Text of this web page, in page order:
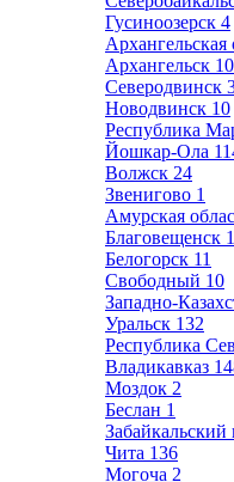
Гусиноозерск 4
Архангельская
Архангельск
Северодвинск
Новодвинск 10
Республика
Йошкар-Ола
Волжск 24
Звенигово 1
Амурская
Благовещенск
Белогорск 11
Свободный 10
Западно-
Уральск 132
Республика
Владикавказ
Моздок 2
Беслан 1
Забайкальский
Чита 136
Могоча 2